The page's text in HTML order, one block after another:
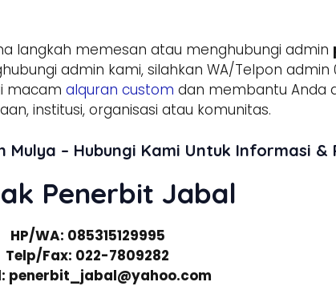
langkah memesan atau menghubungi admin
admin kami, silahkan WA/Telpon admin
macam alquran custom dan membantu Anda
institusi, organisasi atau komunitas.
– Hubungi Kami Untuk Informasi &
Penerbit Jabal
HP/WA: 085315129995
Telp/Fax: 022-7809282
penerbit_jabal@yahoo.com